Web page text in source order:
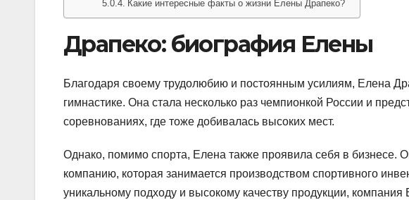
Какие интересные факты о жизни Елены Драпеко?
Драпеко: биография Елены
Благодаря своему трудолюбию и постоянным усилиям, Елена
гимнастике. Она стала несколько раз чемпионкой России и
соревнованиях, где тоже добивалась высоких мест.
Однако, помимо спорта, Елена также проявила себя в бизнесе.
компанию, которая занимается производством спортивного
уникальному подходу и высокому качеству продукции,